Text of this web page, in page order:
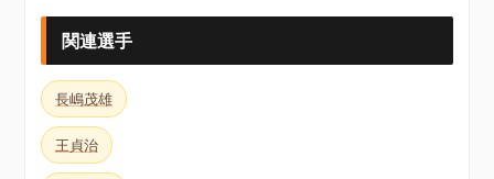
関連選手
長嶋茂雄
王貞治